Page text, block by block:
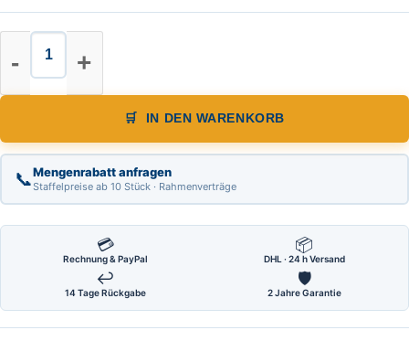
Röckle Präzisionswasserwaage
IN DEN WARENKORB
📞Mengenrabatt anfragen
Staffelpreise ab 10 Stück · Rahmenverträge
💳
Rechnung & PayPal
📦
DHL · 24 h Versand
↩
14 Tage Rückgabe
🛡
2 Jahre Garantie